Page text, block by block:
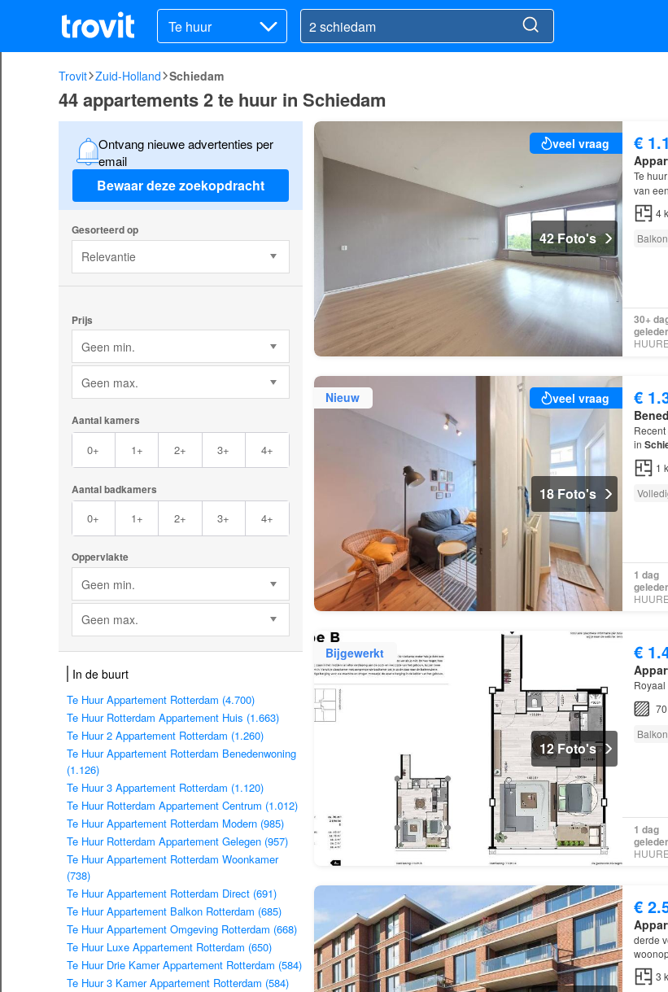
Te huur
Trovit Zuid-Holland Schiedam
44 appartements 2 te huur in Schiedam
Ontvang nieuwe advertenties per
email
Bewaar deze zoekopdracht
Gesorteerd op
Relevantie
Prijs
Geen min.
Geen max.
Aantal kamers
0+ 1+ 2+ 3+ 4+
Aantal badkamers
0+ 1+ 2+ 3+ 4+
Oppervlakte
Geen min.
Geen max.
In de buurt
Te Huur Appartement Rotterdam (4.700)
Te Huur Rotterdam Appartement Huis (1.663)
Te Huur 2 Appartement Rotterdam (1.260)
Te Huur Appartement Rotterdam Benedenwoning
(1.126)
Te Huur 3 Appartement Rotterdam (1.120)
Te Huur Rotterdam Appartement Centrum (1.012)
Te Huur Appartement Rotterdam Modern (985)
Te Huur Rotterdam Appartement Gelegen (957)
Te Huur Appartement Rotterdam Woonkamer
(738)
Te Huur Appartement Rotterdam Direct (691)
Te Huur Appartement Balkon Rotterdam (685)
Te Huur Appartement Omgeving Rotterdam (668)
Te Huur Luxe Appartement Rotterdam (650)
Te Huur Drie Kamer Appartement Rotterdam (584)
Te Huur 3 Kamer Appartement Rotterdam (584)
veel vraag
42 Foto's
€
Te
van
m x
4
Balkon
30+
Nieuw veel vraag
18 Foto's
€
in
1
1 dag
Bijgewerkt
12 Foto's
€
Royaal
70
Balkon
1 dag
€
derde
twee
3